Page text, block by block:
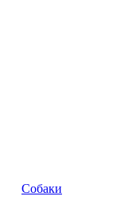
Собаки